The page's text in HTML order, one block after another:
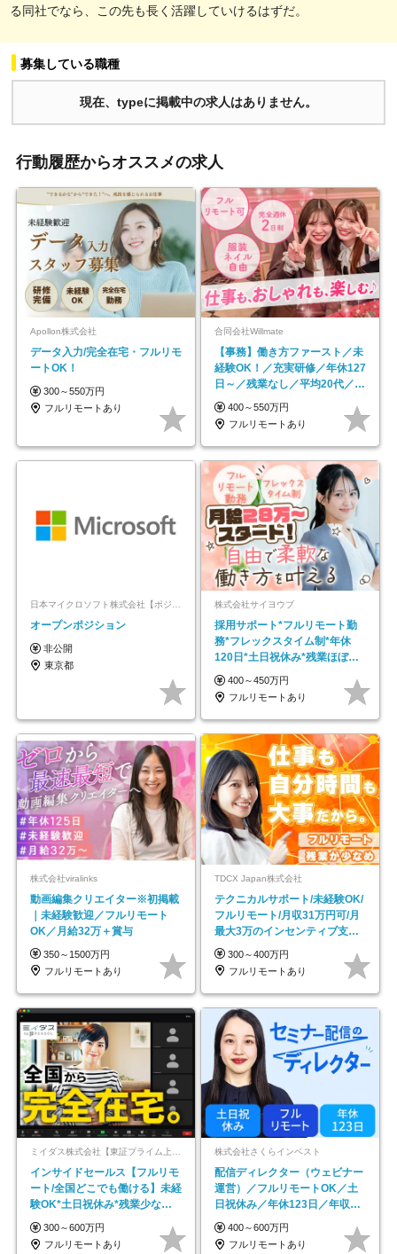
る同社でなら、この先も長く活躍していけるはずだ。
募集している職種
現在、typeに掲載中の求人はありません。
行動履歴からオススメの求人
Apollon株式会社
データ入力/完全在宅・フルリモ
ートOK！
300～550万円
フルリモートあり
合同会社Willmate
【事務】働き方ファースト／未
経験OK！／充実研修／年休127
日～／残業なし／平均20代／リ
モートOK
400～550万円
フルリモートあり
日本マイクロソフト株式会社【ポジションマッチ登録】
オープンポジション
非公開
東京都
株式会社サイヨウブ
採用サポート*フルリモート勤
務*フレックスタイム制*年休
120日*土日祝休み*残業ほぼな
し*育児中社員8割以上
400～450万円
フルリモートあり
株式会社viralinks
動画編集クリエイター※初掲載
｜未経験歓迎／フルリモート
OK／月給32万＋賞与
350～1500万円
フルリモートあり
TDCX Japan株式会社
テクニカルサポート/未経験OK/
フルリモート/月収31万円可/月
最大3万のインセンティブ支給/
平均年齢33歳
300～400万円
フルリモートあり
ミイダス株式会社【東証プライム上場パーソルグループ】
インサイドセールス【フルリモ
ート/全国どこでも働ける】未経
験OK*土日祝休み*残業少なめ*
在宅勤務手当あり
300～600万円
フルリモートあり
株式会社さくらインベスト
配信ディレクター（ウェビナー
運営）／フルリモートOK／土
日祝休み／年休123日／年収
600万円可
400～600万円
フルリモートあり